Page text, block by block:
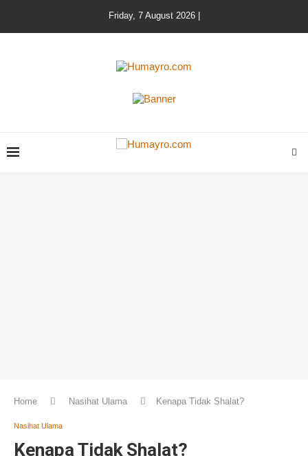
Friday, 7 August 2026 |
Home Nasihat Ulama Kenapa Tidak Shalat?
Nasihat Ulama
Kenapa Tidak Shalat?